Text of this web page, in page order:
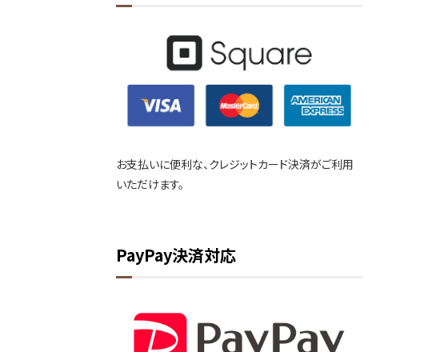
お支払いに便利な、クレジットカード決済がご利用
いただけます。
PayPay決済対応